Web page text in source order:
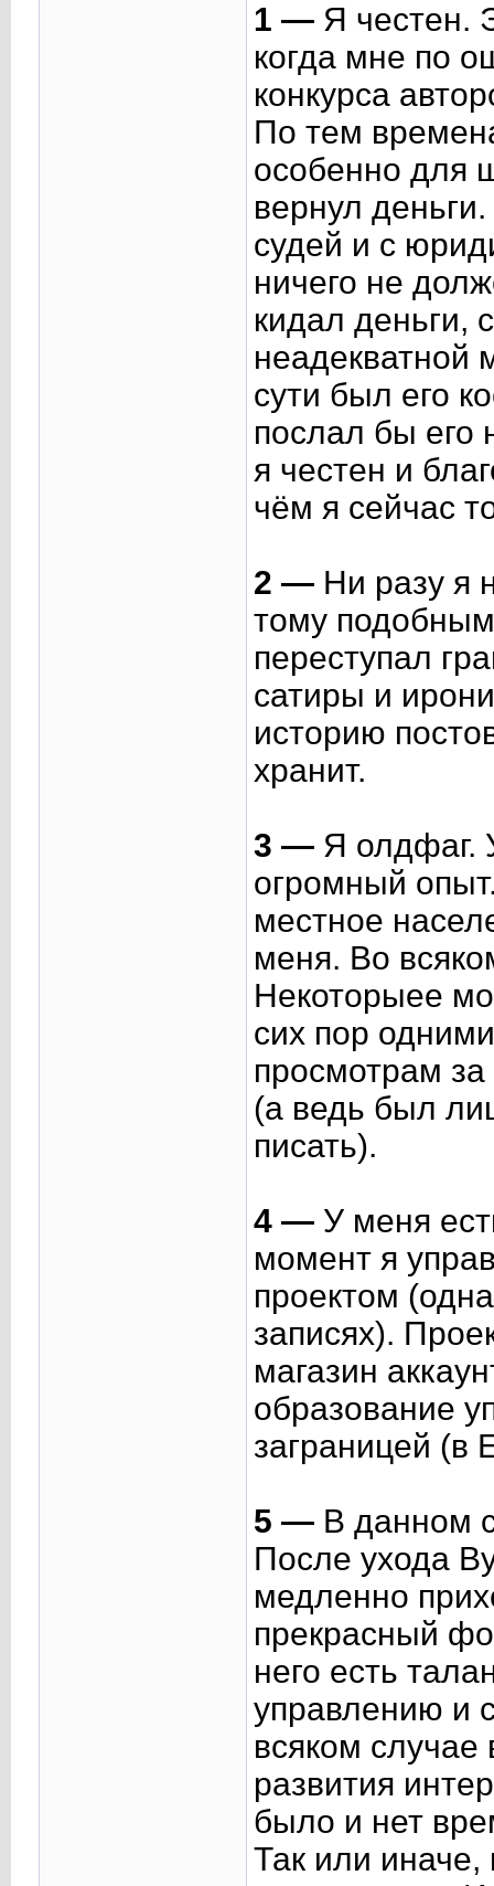
1 — Я честен.
когда мне по
конкурса
По тем
особенно для
вернул
судей и с
ничего не
кидал деньги,
неадекватной
сути был его
послал бы его
я честен и
чём я сейчас
2 — Ни разу я
тому
переступал
сатиры и
историю
хранит.
3 — Я олдфаг.
огромный
местное
меня. Во
Некоторыее
сих пор
просмотрам
(а ведь был
писать).
4 — У меня
момент я
проектом
записях).
магазин
образование
заграницей (в
5 — В данном
После ухода
медленно
прекрасный
него есть
управлению и
всяком случае
развития
было и нет
Так или